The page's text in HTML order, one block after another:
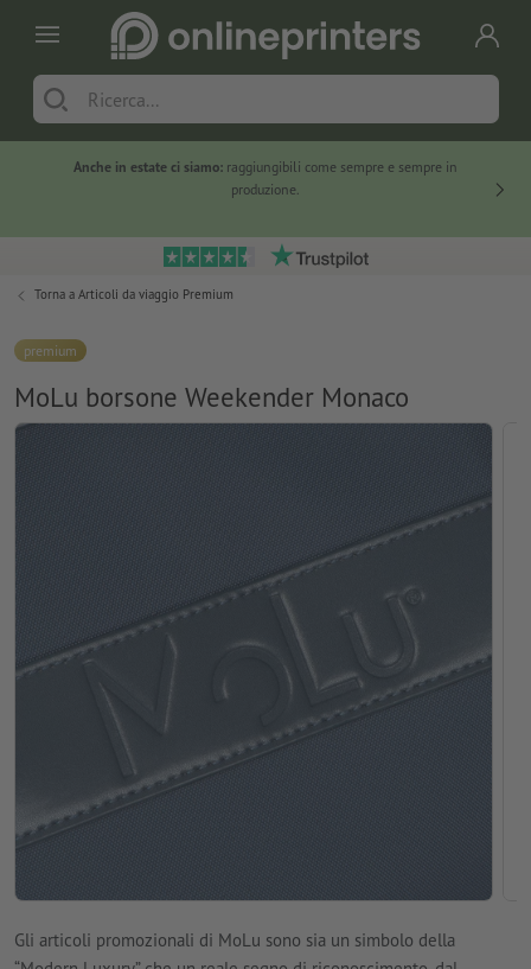
Anche in estate ci siamo: raggiungibili come sempre e sempre in
produzione.
Torna a Articoli da viaggio Premium
premium
MoLu borsone Weekender Monaco
Gli articoli promozionali di MoLu sono sia un simbolo della